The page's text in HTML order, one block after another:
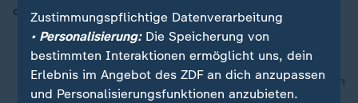
der eigentliche Strippenzieher in der Koalition?
nach oben
Zustimmungspflichtige Datenverarbeitung
• Personalisierung:Die Speicherung von
bestimmten Interaktionen ermöglicht uns, dein
Erlebnis im Angebot des ZDF an dich anzupassen
und Personalisierungsfunktionen anzubieten.